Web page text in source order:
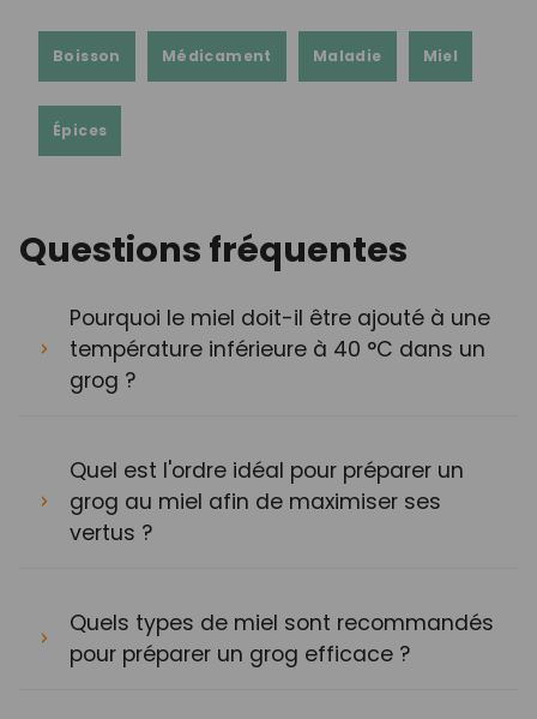
Boisson Médicament Maladie Miel
Épices
Questions fréquentes
Pourquoi le miel doit-il être ajouté à une
température inférieure à 40 °C dans un
grog ?
Quel est l'ordre idéal pour préparer un
grog au miel afin de maximiser ses
vertus ?
Quels types de miel sont recommandés
pour préparer un grog efficace ?